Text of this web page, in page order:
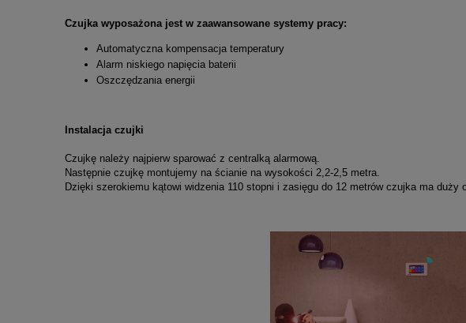
Czujka wyposażona jest w zaawansowane systemy pracy:
Automatyczna kompensacja temperatury
Alarm niskiego napięcia baterii
Oszczędzania energii
Instalacja czujki
Czujkę należy najpierw sparować z centralką alarmową.
Następnie czujkę montujemy na ścianie na wysokości 2,2-2,5 metra.
Dzięki szerokiemu kątowi widzenia 110 stopni i zasięgu do 12 metrów czujka ma duży